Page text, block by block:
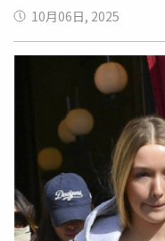
babyy_vesia）
方式。她解釋：「例如
可能是夜總會的歌舞表
員、拉斯維加斯的歌舞
幕女伶，抑或是像《
手。」從金色長髮白
於歌舞廳後台，再到
轉換，展現了不同時
也入鏡MV。（圖／翻
與服裝外，MV中的細
《The Eras Tour》的舞
球星未婚夫Travis
10月06日, 2025